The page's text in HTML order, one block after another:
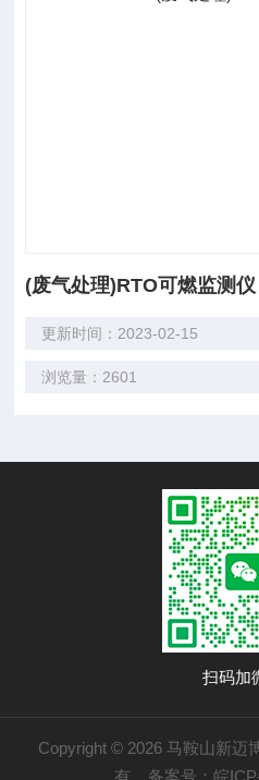
(废气处理)RTO可燃监测仪
更新时间：2023-02-15
浏览量：2601
扫码加
Copyright © 2026 马鞍山新迈
有 备案号：皖